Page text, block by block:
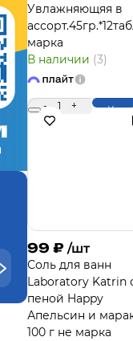
Увлажняющяя в
марка
В наличии (3)
- 1 +
99 ₽ /шт
Соль для ванн
Laboratory Katrin
пеной Happy
Апельсин и
100 г не марка